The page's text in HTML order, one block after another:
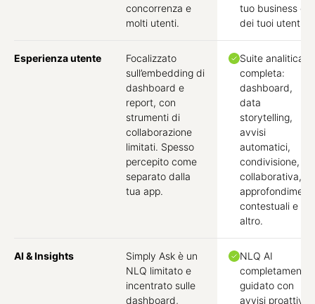
concorrenza e
molti utenti.
tuo business e
dei tuoi utenti.
Esperienza utente
Focalizzato
sull’embedding di
dashboard e
report, con
strumenti di
collaborazione
limitati. Spesso
percepito come
separato dalla
tua app.
Suite analitica
completa:
dashboard,
data
storytelling,
avvisi
automatici,
condivisione, BI
collaborativa,
approfondimenti
contestuali e
altro.
AI & Insights
Simply Ask è un
NLQ limitato e
incentrato sulle
dashboard,
NLQ AI
completamente
guidato con
avvisi proattivi